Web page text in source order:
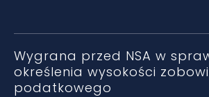
Wygrana przed NSA w
określenia wysokości
podatkowego